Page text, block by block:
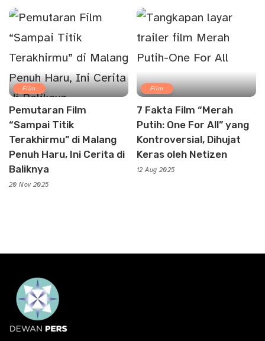
Film
Pemutaran Film
“Sampai Titik
Terakhirmu” di Malang
Penuh Haru, Ini Cerita di
Baliknya
20 Nov 2025
Film
7 Fakta Film “Merah
Putih: One For All” yang
Kontroversial, Dihujat
Keras oleh Netizen
12 Aug 2025